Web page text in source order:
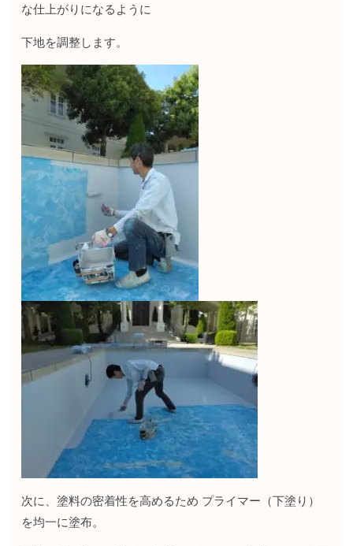
な仕上がりになるように
下地を調整します。
次に、塗料の密着性を高めるため プライマー（下塗り）
を均一に塗布。